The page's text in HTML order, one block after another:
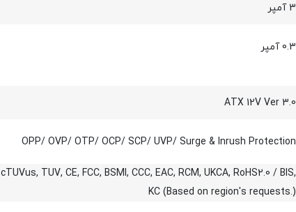
3 آمپر
0.3 آمپر
ATX 12V Ver 3.0
OPP/ OVP/ OTP/ OCP/ SCP/ UVP/ Surge & Inrush Protection
cTUVus, TUV, CE, FCC, BSMI, CCC, EAC, RCM, UKCA, RoHS2.0 / BIS,
KC (Based on region's requests.)